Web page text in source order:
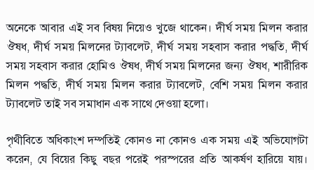
অনেকে আবার এই সব বিষয় নিয়েও খুজে থাকেন। দীর্ঘ সময় মিলন করার
ঔষধ, দীর্ঘ সময় মিলনের ট্যাবলেট, দীর্ঘ সময় সহবাস করার পদ্ধতি, দীর্ঘ
সময় সহবাস করার হোমিও ঔষধ, দীর্ঘ সময় মিলনের জন্য ঔষধ, শারীরিক
মিলন পদ্ধতি, দীর্ঘ সময় মিলন করার ট্যাবলেট, বেশি সময় মিলন করার
ট্যাবলেট তাই সব সমাধান এক সাথে দেওয়া হলো।
পৃথীবিতে অধিকাংশ দম্পতিই কোনও না কোনও এক সময় এই অভিযোগটা
করেন, যে বিয়ের কিছু বছর পরেই পরস্পরের প্রতি আকর্ষণ হারিয়ে যায়।